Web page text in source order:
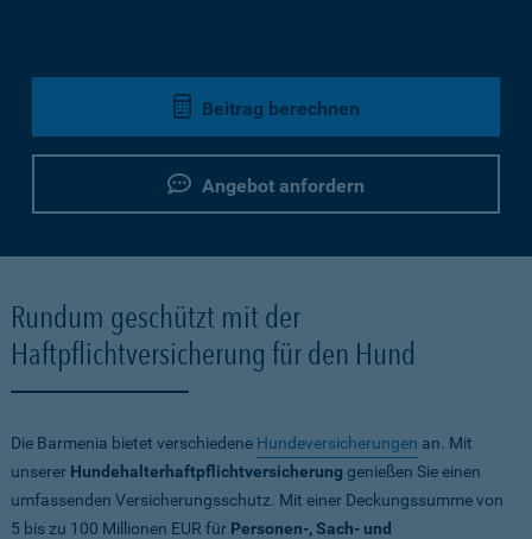
Beitrag berechnen
Angebot anfordern
Rundum geschützt mit der
Haftpflichtversicherung für den Hund
Die Barmenia bietet verschiedene Hundeversicherungen an. Mit
unserer Hundehalterhaftpflichtversicherung genießen Sie einen
umfassenden Versicherungsschutz. Mit einer Deckungssumme von
5 bis zu 100 Millionen EUR für Personen-, Sach- und